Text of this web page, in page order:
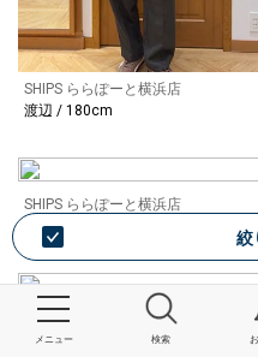
メニュー 検索
絞
SHIPS ららぽーと横浜店
渡辺 / 180cm
SHIPS ららぽーと横浜店
宮腰 / 153cm
SHIPS ららぽーと横浜店
渡辺 / 180cm